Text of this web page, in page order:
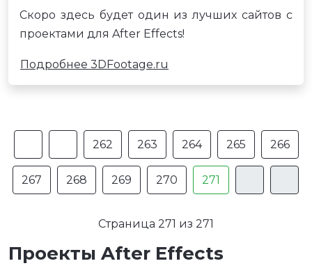
Скоро здесь будет один из лучших сайтов с
проектами для After Effects!
Подробнее 3DFootage.ru
262 263 264 265 266
267 268 269 270 271
Страница 271 из 271
Проекты After Effects